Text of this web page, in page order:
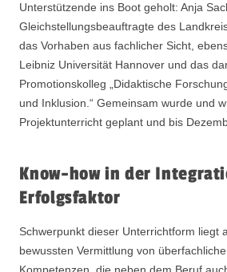
Unterstützende ins Boot geholt: Anja
Gleichstellungsbeauftragte des
das Vorhaben aus fachlicher Sicht,
Leibniz Universität Hannover und das
Promotionskolleg „Didaktische
und Inklusion.“ Gemeinsam wurde und
Projektunterricht geplant und bis
Know-how in der
Erfolgsfaktor
Schwerpunkt dieser Unterrichtform liegt
bewussten Vermittlung von